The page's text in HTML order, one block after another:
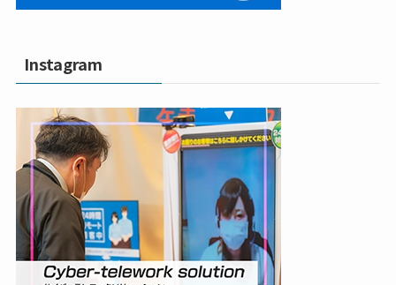
Instagram